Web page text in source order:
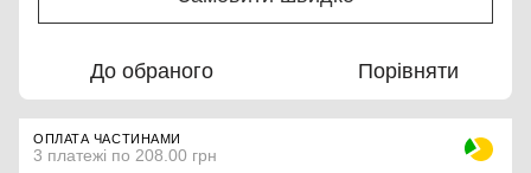
До обраного Порівняти
ОПЛАТА ЧАСТИНАМИ
3 платежі по 208.00 грн